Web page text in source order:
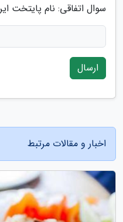
سوال اتفاقی: نام پایتخت
ارسال
اخبار و مقالات مرتبط